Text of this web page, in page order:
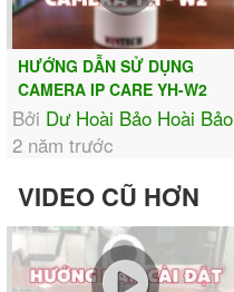
HƯỚNG DẪN SỬ DỤNG
CAMERA IP CARE YH-W2
Bởi Dư Hoài Bảo Hoài Bảo
2 năm trước
VIDEO CŨ HƠN